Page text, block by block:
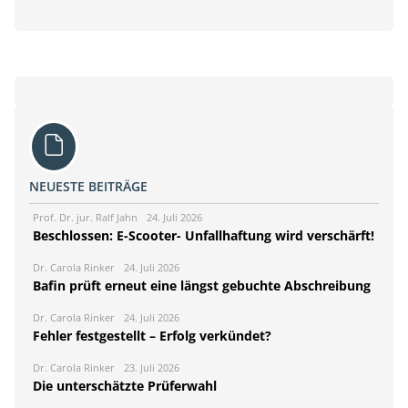
NEUESTE BEITRÄGE
Prof. Dr. jur. Ralf Jahn 24. Juli 2026
Beschlossen: E-Scooter- Unfallhaftung wird verschärft!
Dr. Carola Rinker 24. Juli 2026
Bafin prüft erneut eine längst gebuchte Abschreibung
Dr. Carola Rinker 24. Juli 2026
Fehler festgestellt – Erfolg verkündet?
Dr. Carola Rinker 23. Juli 2026
Die unterschätzte Prüferwahl